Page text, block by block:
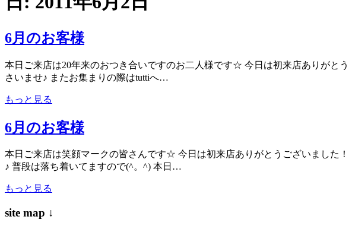
6月のお客様
本日ご来店は20年来のおつき合いですのお二人様です☆ 今日は初来店ありがと
さいませ♪ またお集まりの際はtuttiへ…
もっと見る
6月のお客様
本日ご来店は笑顔マークの皆さんです☆ 今日は初来店ありがとうございました
♪ 普段は落ち着いてますので(^。^) 本日…
もっと見る
site map ↓